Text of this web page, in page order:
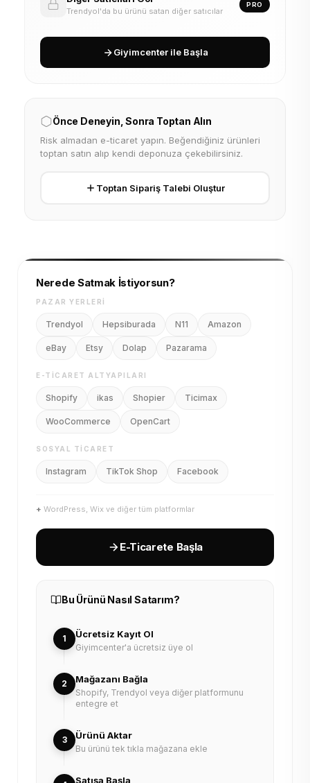
Trendyol'da bu ürünü satan diğer satıcılar
PRO
Giyimcenter ile Başla
Önce Deneyin, Sonra Toptan Alın
Risk almadan e-ticaret yapın. Beğendiğiniz ürünleri
toptan satın alıp kendi deponuza çekebilirsiniz.
Toptan Sipariş Talebi Oluştur
Nerede Satmak İstiyorsun?
PAZAR YERLERI
Trendyol Hepsiburada N11 Amazon
eBay Etsy Dolap Pazarama
E-TICARET ALTYAPILARI
Shopify ikas Shopier Ticimax
WooCommerce OpenCart
SOSYAL TICARET
Instagram TikTok Shop Facebook
+ WordPress, Wix ve diğer tüm platformlar
E-Ticarete Başla
Bu Ürünü Nasıl Satarım?
1 Ücretsiz Kayıt Ol
Giyimcenter'a ücretsiz üye ol
2 Mağazanı Bağla
Shopify, Trendyol veya diğer platformunu
entegre et
3 Ürünü Aktar
Bu ürünü tek tıkla mağazana ekle
Satışa Başla